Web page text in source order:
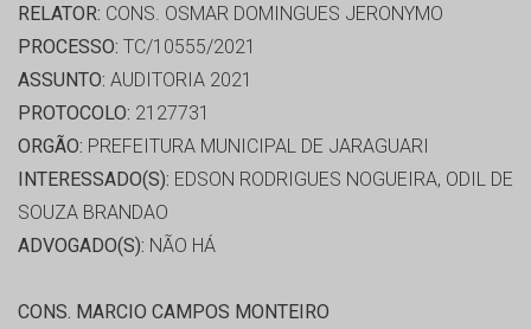
RELATOR: CONS. OSMAR DOMINGUES JERONYMO
PROCESSO: TC/10555/2021
ASSUNTO: AUDITORIA 2021
PROTOCOLO: 2127731
ORGÃO: PREFEITURA MUNICIPAL DE JARAGUARI
INTERESSADO(S): EDSON RODRIGUES NOGUEIRA, ODIL DE
SOUZA BRANDAO
ADVOGADO(S): NÃO HÁ
CONS. MARCIO CAMPOS MONTEIRO